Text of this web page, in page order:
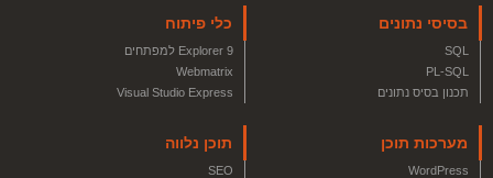
בסיסי נתונים
SQL
PL-SQL
תכנון בסיס נתונים
כלי פיתוח
Explorer 9 למפתחים
Webmatrix
Visual Studio Express
מערכות תוכן
WordPress
תוכן נלווה
SEO